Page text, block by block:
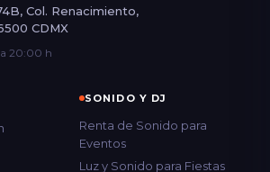
Col. Renacimiento,
CDMX
20:00 h
SONIDO Y DJ
Renta de Sonido para
Eventos
Luz y Sonido para Fiestas